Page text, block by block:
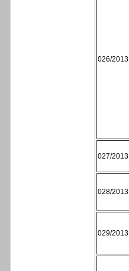
026/2013
027/2013
028/2013
029/2013